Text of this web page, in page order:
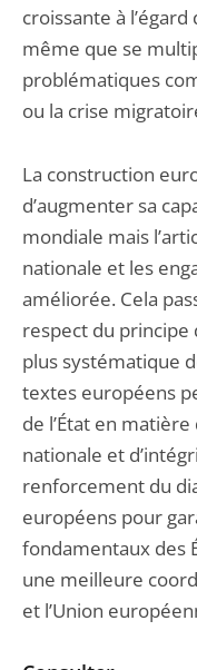
croissante à
même que se
problématiques
ou la crise
La construction
d’augmenter sa
mondiale mais
nationale et les
améliorée. Cela
respect du principe
plus systématique
textes européens
de l’État en
nationale et
renforcement du
européens pour
fondamentaux des
une meilleure
et l’Union